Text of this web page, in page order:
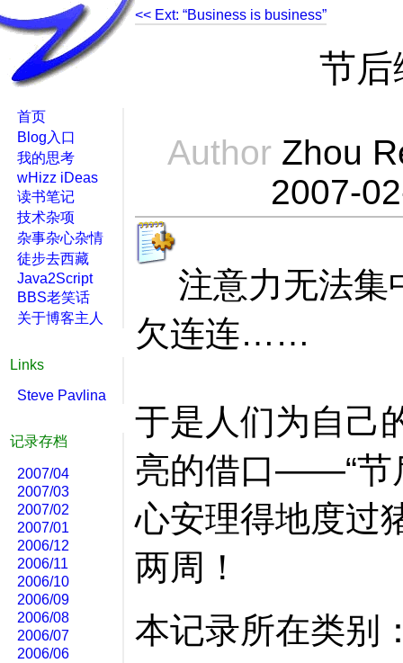
<< Ext: “Business is business”
节后
Author Zhou
2007-
注意力无法集
欠连连……
于是人们为自己
亮的借口――“节
心安理得地度过
两周！
本记录所在类别
首页
Blog入口
我的思考
wHizz iDeas
读书笔记
技术杂项
杂事杂心杂情
徒步去西藏
Java2Script
BBS老笑话
关于博客主人
Links
Steve Pavlina
记录存档
2007/04
2007/03
2007/02
2007/01
2006/12
2006/11
2006/10
2006/09
2006/08
2006/07
2006/06